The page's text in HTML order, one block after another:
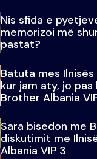
Nis sfida e
memorizoi më
pastat?
Batuta mes Ilnisës
kur jam aty, jo
Brother Albania
Sara bisedon me
diskutimit me
Albania VIP 3